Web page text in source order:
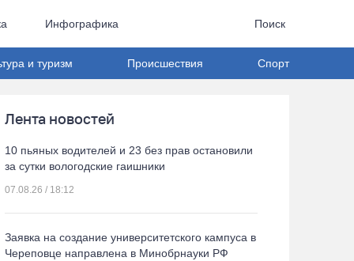
Инфографика Поиск
и туризм Происшествия Спорт
Лента новостей
10 пьяных водителей и 23 без прав остановили
за сутки вологодские гаишники
07.08.26 / 18:12
Заявка на создание университетского кампуса в
Череповце направлена в Минобрнауки РФ